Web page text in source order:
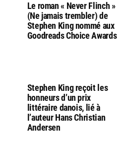
Le roman « Never Flinch »
(Ne jamais trembler) de
Stephen King nommé aux
Goodreads Choice Awards
Stephen King reçoit les
honneurs d’un prix
littéraire danois, lié à
l’auteur Hans Christian
Andersen